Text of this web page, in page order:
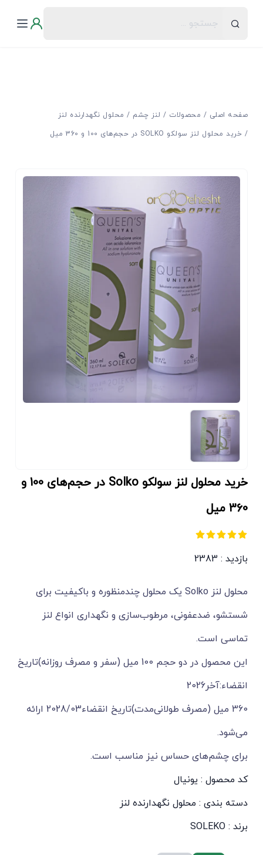
صفحه اصلی محصولات لنز چشم
محلول نگهدارنده لنز
خرید محلول لنز سولکو SOLKO در حجم‌های 100 و 360 میل
خرید محلول لنز سولکو Solko در حجم‌های 100 و
360 میل
بازدید : 2383
محلول لنز Solko یک محلول چندمنظوره و باکیفیت برای
شستشو، ضدعفونی، مرطوب‌سازی و نگهداری انواع لنز
تماسی است.
این محصول در دو حجم 100 میل (سفر و مصرف روزانه)تاریخ
انقضاء:آخر2026
360 میل (مصرف طولانی‌مدت)تاریخ انقضاء2028/03 ارائه
می‌شود.
برای چشم‌های حساس نیز مناسب است.
کد محصول : یونیال
دسته بندی : محلول نگهدارنده لنز
برند : SOLEKO